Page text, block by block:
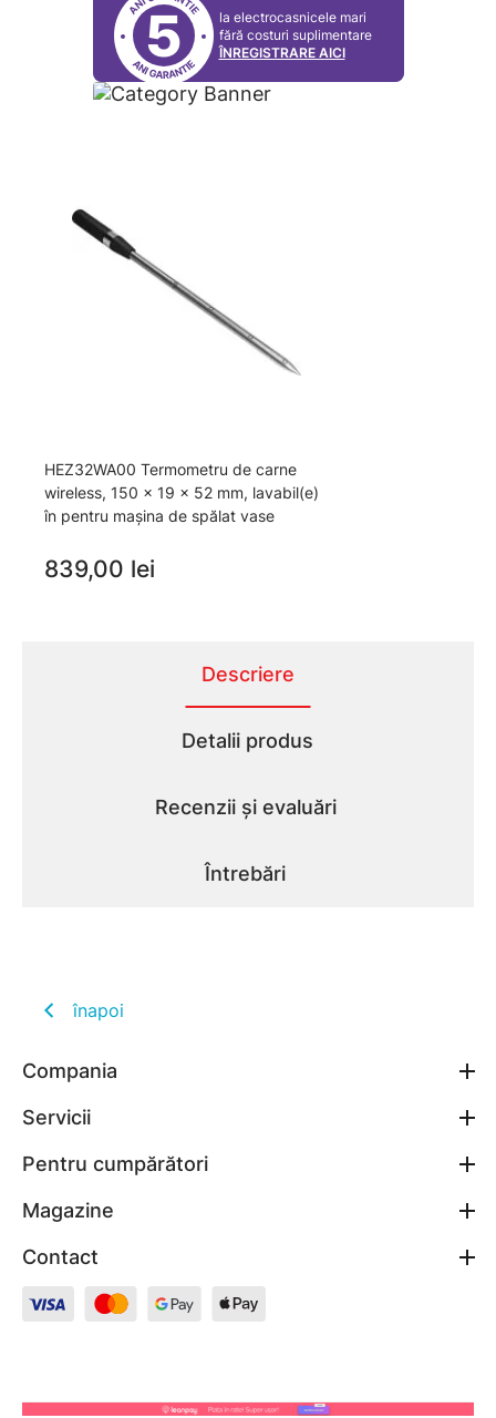
5
la electrocasnicele mari
fără costuri suplimentare
ÎNREGISTRARE AICI
HEZ32WA00 Termometru de carne
wireless, 150 x 19 x 52 mm, lavabil(e)
în pentru mașina de spălat vase
839,00 lei
Descriere
Detalii produs
Recenzii și evaluări
Întrebări
înapoi
Compania
Servicii
Pentru cumpărători
Magazine
Contact